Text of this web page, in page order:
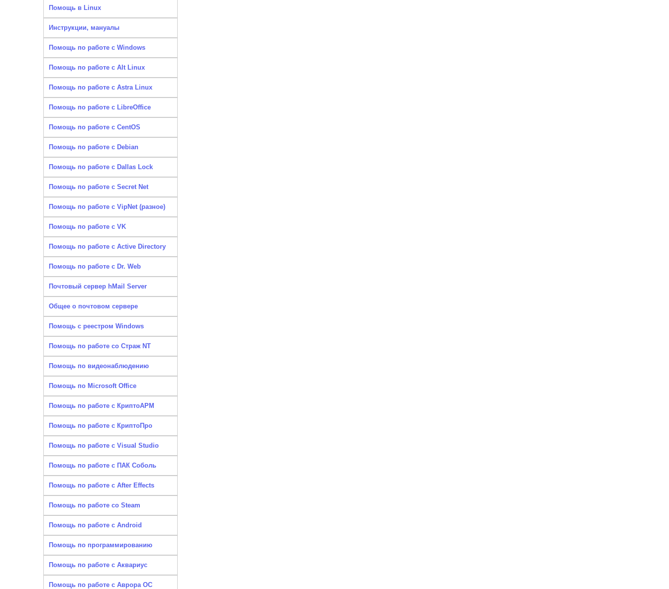
Помощь в Linux
Инструкции, мануалы
Помощь по работе с Windows
Помощь по работе с Alt Linux
Помощь по работе с Astra Linux
Помощь по работе с LibreOffice
Помощь по работе с CentOS
Помощь по работе с Debian
Помощь по работе с Dallas Lock
Помощь по работе с Secret Net
Помощь по работе с VipNet (разное)
Помощь по работе с VK
Помощь по работе с Active Directory
Помощь по работе с Dr. Web
Почтовый сервер hMail Server
Общее о почтовом сервере
Помощь с реестром Windows
Помощь по работе со Страж NT
Помощь по видеонаблюдению
Помощь по Microsoft Office
Помощь по работе с КриптоАРМ
Помощь по работе с КриптоПро
Помощь по работе с Visual Studio
Помощь по работе с ПАК Соболь
Помощь по работе с After Effects
Помощь по работе со Steam
Помощь по работе с Android
Помощь по программированию
Помощь по работе с Аквариус
Помощь по работе с Аврора ОС